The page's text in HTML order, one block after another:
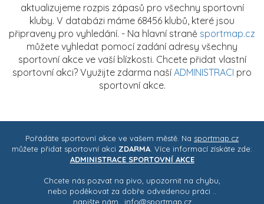
aktualizujeme rozpis zápasů pro všechny sportovní
kluby. V databázi máme 68456 klubů, které jsou
připraveny pro vyhledání. - Na hlavní straně sportmap.cz
můžete vyhledat pomocí zadání adresy všechny
sportovní akce ve vaší blízkosti. Chcete přidat vlastní
sportovní akci? Využijte zdarma naší ADMINISTRACI pro
sportovní akce.
Pořádáte sportovní akce ve vašem městě. Na sportmap.cz
můžete přidat sportovní akci ZDARMA . Více informací získáte zde:
ADMINISTRACE SPORTOVNÍ AKCE
Chcete nás pozvat na pivo, upozornit na chybu,
nebo poděkovat za dobře odvedenou práci ..
napište nám.. info@sportmap.cz